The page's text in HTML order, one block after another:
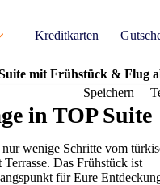
Kreditkarten
mit Frühstück & Flug
Speichern
in TOP Suite
wenige Schritte vom
Das Frühstück ist
für Eure